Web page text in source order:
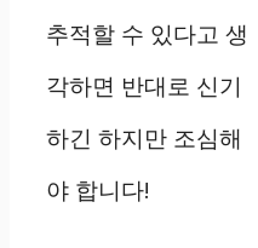
추적할 수 있다고 생
각하면 반대로 신기
하긴 하지만 조심해
야 합니다!